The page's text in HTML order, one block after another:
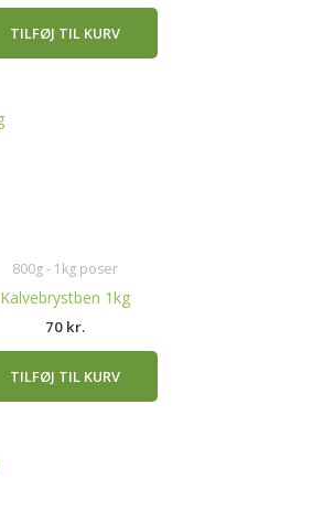
TILFØJ TIL KURV
800g - 1kg poser
Kalvebrystben 1kg
70 kr.
TILFØJ TIL KURV